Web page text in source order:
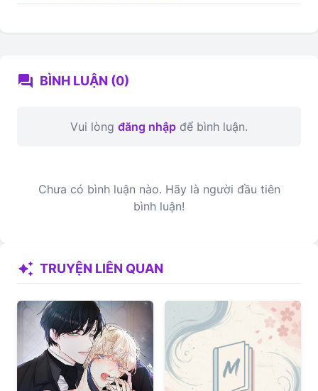
forum BÌNH LUẬN (0)
Vui lòng đăng nhập để bình luận.
Chưa có bình luận nào. Hãy là người đầu tiên
bình luận!
auto_awesome TRUYỆN LIÊN QUAN